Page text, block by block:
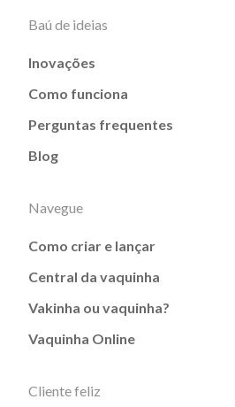
Baú de ideias
Inovações
Como funciona
Perguntas frequentes
Blog
Navegue
Como criar e lançar
Central da vaquinha
Vakinha ou vaquinha?
Vaquinha Online
Cliente feliz